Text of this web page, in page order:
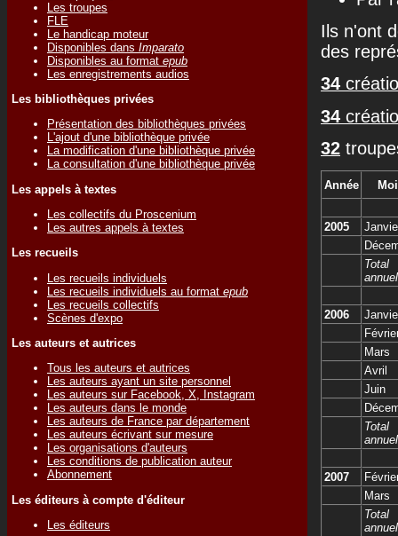
Les troupes
FLE
Le handicap moteur
Disponibles dans Imparato
Disponibles au format epub
Les enregistrements audios
Les bibliothèques privées
Présentation des bibliothèques privées
L'ajout d'une bibliothèque privée
La modification d'une bibliothèque privée
La consultation d'une bibliothèque privée
Les appels à textes
Les collectifs du Proscenium
Les autres appels à textes
Les recueils
Les recueils individuels
Les recueils individuels au format epub
Les recueils collectifs
Scènes d'expo
Les auteurs et autrices
Tous les auteurs et autrices
Les auteurs ayant un site personnel
Les auteurs sur Facebook, X, Instagram
Les auteurs dans le monde
Les auteurs de France par département
Les auteurs écrivant sur mesure
Les organisations d'auteurs
Les conditions de publication auteur
Abonnement
Les éditeurs à compte d'éditeur
Les éditeurs
Ils n'ont
des
34
34
32
Année
2005
Total
annuel
2006
Mars
Avril
Juin
Total
annuel
2007
Mars
Total
annuel